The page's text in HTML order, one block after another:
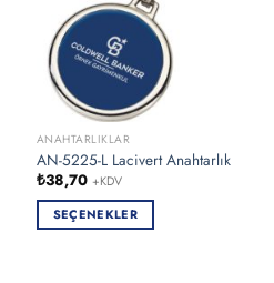
ANAHTARLIKLAR
AN-5225-L Lacivert Anahtarlık
₺38,70 +KDV
SEÇENEKLER